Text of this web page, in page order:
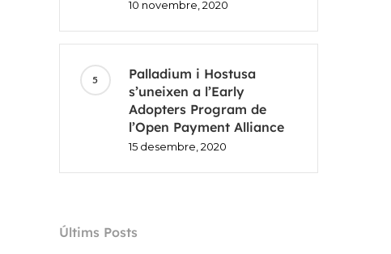
10 novembre, 2020
Palladium i Hostusa
s’uneixen a l’Early
Adopters Program de
l’Open Payment Alliance
15 desembre, 2020
Últims Posts